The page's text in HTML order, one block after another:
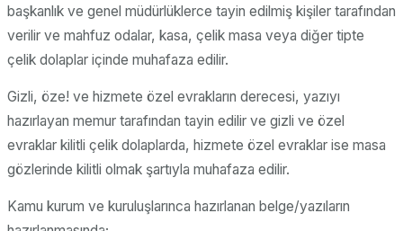
başkanlık ve genel müdürlüklerce tayin edilmiş kişiler tarafından
verilir ve mahfuz odalar, kasa, çelik masa veya diğer tipte
çelik dolaplar içinde muhafaza edilir.
Gizli, öze! ve hizmete özel evrakların derecesi, yazıyı
hazırlayan memur tarafından tayin edilir ve gizli ve özel
evraklar kilitli çelik dolaplarda, hizmete özel evraklar ise masa
gözlerinde kilitli olmak şartıyla muhafaza edilir.
Kamu kurum ve kuruluşlarınca hazırlanan belge/yazıların